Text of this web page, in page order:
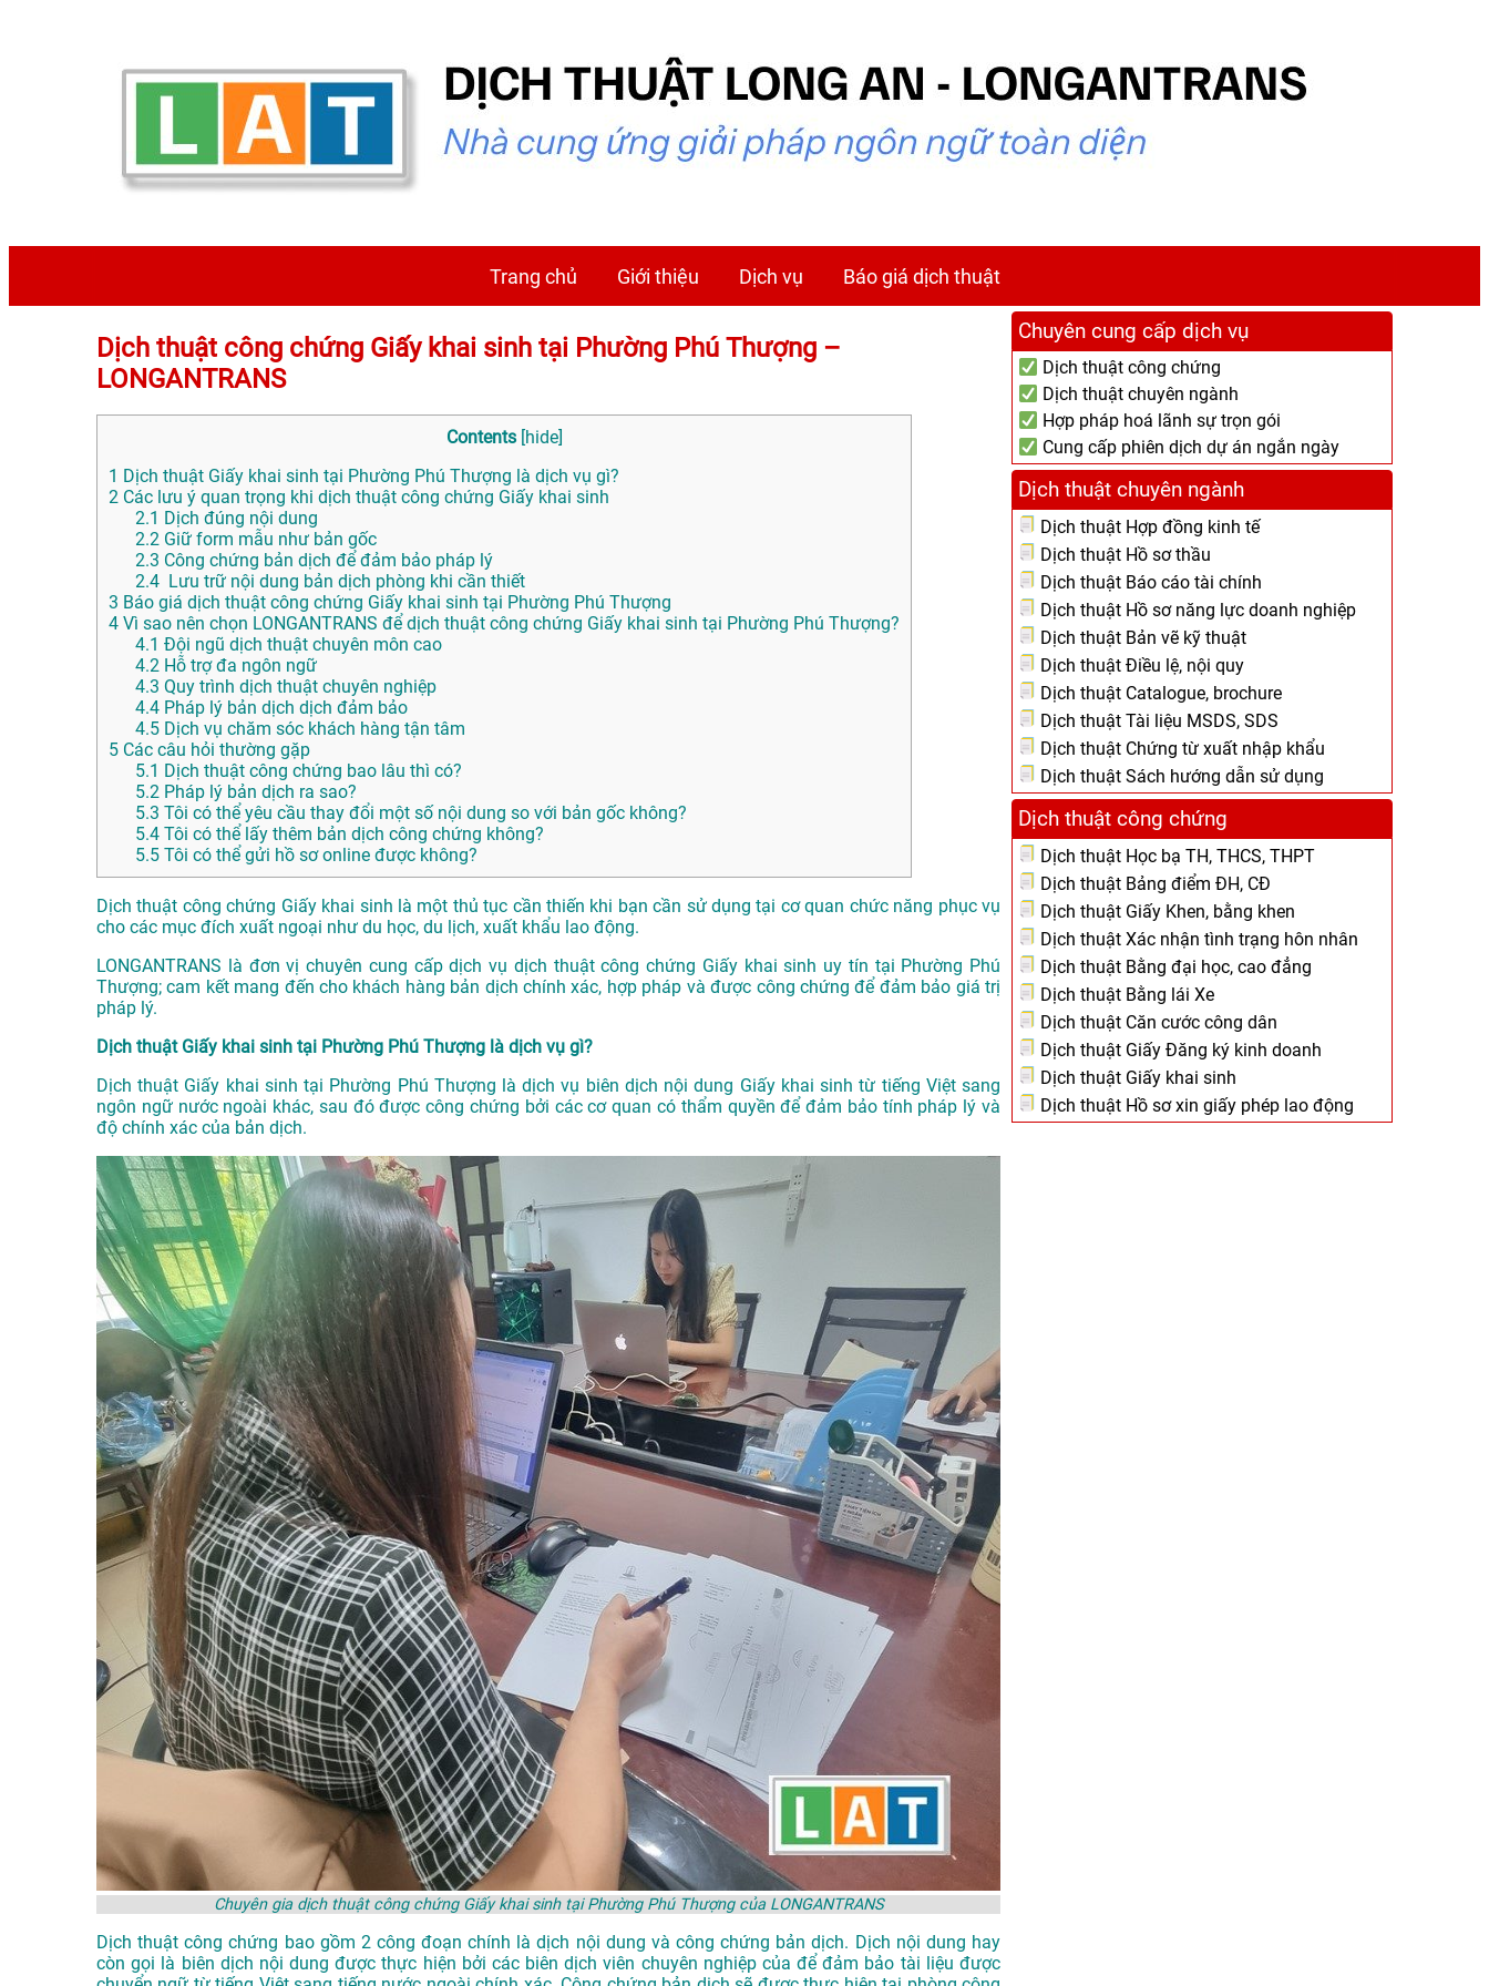
Trang chủ Giới thiệu Dịch vụ Báo giá dịch thuật
Dịch thuật công chứng Giấy khai sinh tại Phường Phú Thượng –
LONGANTRANS
Contents [hide]
1 Dịch thuật Giấy khai sinh tại Phường Phú Thượng là dịch vụ gì?
2 Các lưu ý quan trọng khi dịch thuật công chứng Giấy khai sinh
2.1 Dịch đúng nội dung
2.2 Giữ form mẫu như bản gốc
2.3 Công chứng bản dịch để đảm bảo pháp lý
2.4 Lưu trữ nội dung bản dịch phòng khi cần thiết
3 Báo giá dịch thuật công chứng Giấy khai sinh tại Phường Phú Thượng
4 Vì sao nên chọn LONGANTRANS để dịch thuật công chứng Giấy khai sinh tại Phường Phú Thượng?
4.1 Đội ngũ dịch thuật chuyên môn cao
4.2 Hỗ trợ đa ngôn ngữ
4.3 Quy trình dịch thuật chuyên nghiệp
4.4 Pháp lý bản dịch dịch đảm bảo
4.5 Dịch vụ chăm sóc khách hàng tận tâm
5 Các câu hỏi thường gặp
5.1 Dịch thuật công chứng bao lâu thì có?
5.2 Pháp lý bản dịch ra sao?
5.3 Tôi có thể yêu cầu thay đổi một số nội dung so với bản gốc không?
5.4 Tôi có thể lấy thêm bản dịch công chứng không?
5.5 Tôi có thể gửi hồ sơ online được không?
Dịch thuật công chứng Giấy khai sinh là một thủ tục cần thiến khi bạn cần sử dụng tại cơ quan chức năng phục vụ
cho các mục đích xuất ngoại như du học, du lịch, xuất khẩu lao động.
LONGANTRANS là đơn vị chuyên cung cấp dịch vụ dịch thuật công chứng Giấy khai sinh uy tín tại Phường Phú
Thượng; cam kết mang đến cho khách hàng bản dịch chính xác, hợp pháp và được công chứng để đảm bảo giá trị
pháp lý.
Dịch thuật Giấy khai sinh tại Phường Phú Thượng là dịch vụ gì?
Dịch thuật Giấy khai sinh tại Phường Phú Thượng là dịch vụ biên dịch nội dung Giấy khai sinh từ tiếng Việt sang
ngôn ngữ nước ngoài khác, sau đó được công chứng bởi các cơ quan có thẩm quyền để đảm bảo tính pháp lý và
độ chính xác của bản dịch.
Chuyên gia dịch thuật công chứng Giấy khai sinh tại Phường Phú Thượng của LONGANTRANS
Dịch thuật công chứng bao gồm 2 công đoạn chính là dịch nội dung và công chứng bản dịch. Dịch nội dung hay
còn gọi là biên dịch nội dung được thực hiện bởi các biên dịch viên chuyên nghiệp của để đảm bảo tài liệu được
Chuyên cung cấp dịch vụ
Dịch thuật công chứng
Dịch thuật chuyên ngành
Hợp pháp hoá lãnh sự trọn gói
Cung cấp phiên dịch dự án ngắn ngày
Dịch thuật chuyên ngành
Dịch thuật Hợp đồng kinh tế
Dịch thuật Hồ sơ thầu
Dịch thuật Báo cáo tài chính
Dịch thuật Hồ sơ năng lực doanh nghiệp
Dịch thuật Bản vẽ kỹ thuật
Dịch thuật Điều lệ, nội quy
Dịch thuật Catalogue, brochure
Dịch thuật Tài liệu MSDS, SDS
Dịch thuật Chứng từ xuất nhập khẩu
Dịch thuật Sách hướng dẫn sử dụng
Dịch thuật công chứng
Dịch thuật Học bạ TH, THCS, THPT
Dịch thuật Bảng điểm ĐH, CĐ
Dịch thuật Giấy Khen, bằng khen
Dịch thuật Xác nhận tình trạng hôn nhân
Dịch thuật Bằng đại học, cao đẳng
Dịch thuật Bằng lái Xe
Dịch thuật Căn cước công dân
Dịch thuật Giấy Đăng ký kinh doanh
Dịch thuật Giấy khai sinh
Dịch thuật Hồ sơ xin giấy phép lao động